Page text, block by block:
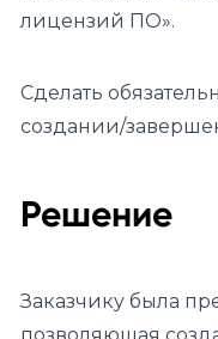
лицензий ПО».
Сделать
создании/
Решение
Заказчику была
позволяющая